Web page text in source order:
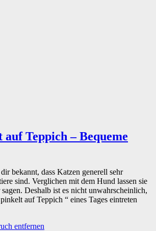
Teppich – Bequeme
bekannt, dass Katzen generell sehr
sind. Verglichen mit dem Hund lassen sie
Deshalb ist es nicht unwahrscheinlich,
auf Teppich “ eines Tages eintreten